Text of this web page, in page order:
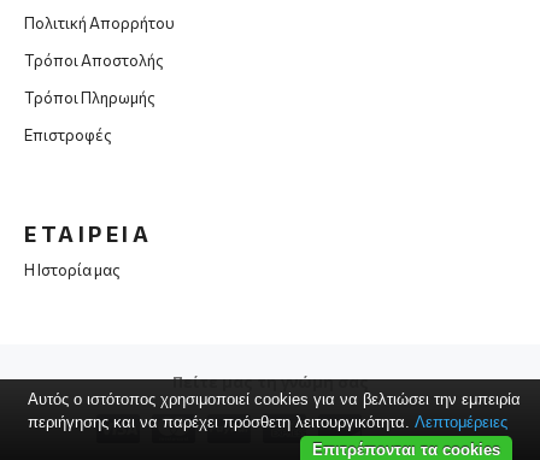
Πολιτική Απορρήτου
Τρόποι Αποστολής
Τρόποι Πληρωμής
Επιστροφές
ΕΤΑΙΡΕΙΑ
Η Ιστορία μας
Πείτε μας τη γνώμη σας
Αυτός ο ιστότοπος χρησιμοποιεί cookies για να βελτιώσει την εμπειρία
περιήγησης και να παρέχει πρόσθετη λειτουργικότητα. Λεπτομέρειες
Επιτρέπονται τα cookies